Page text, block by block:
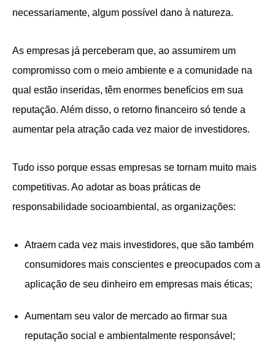
necessariamente, algum possível dano à natureza.
As empresas já perceberam que, ao assumirem um
compromisso com o meio ambiente e a comunidade na
qual estão inseridas, têm enormes benefícios em sua
reputação. Além disso, o retorno financeiro só tende a
aumentar pela atração cada vez maior de investidores.
Tudo isso porque essas empresas se tornam muito mais
competitivas. Ao adotar as boas práticas de
responsabilidade socioambiental, as organizações:
Atraem cada vez mais investidores, que são também
consumidores mais conscientes e preocupados com a
aplicação de seu dinheiro em empresas mais éticas;
Aumentam seu valor de mercado ao firmar sua
reputação social e ambientalmente responsável;